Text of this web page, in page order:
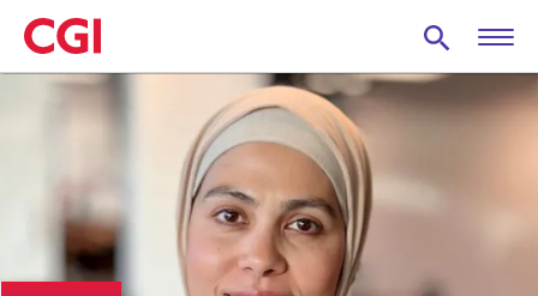
Skip
to
main